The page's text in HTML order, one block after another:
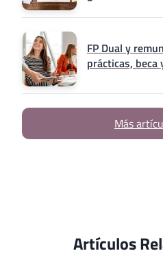
FP Dual y
prácticas, beca
Más
Artículos